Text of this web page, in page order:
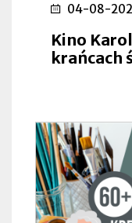
04-08-
Kino
krańcach